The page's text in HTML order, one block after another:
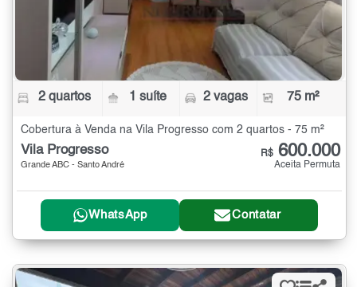
2 quartos 1 suíte 2 vagas 75 m²
Cobertura à Venda na Vila Progresso com 2 quartos - 75 m²
Vila Progresso
Grande ABC - Santo André
R$ 600.000
Aceita Permuta
WhatsApp Contatar